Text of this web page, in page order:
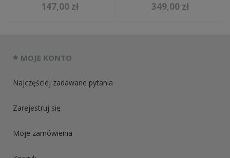
147,00 zł 349,00 zł
MOJE KONTO
Najczęściej zadawane pytania
Zarejestruj się
Moje zamówienia